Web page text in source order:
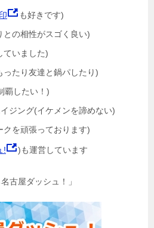
も好きです)
との相性がスゴく良い)
ていました)
たり友達と鍋パしたり)
覇したい！)
ジング(イケメンを諦めない)
を頑張っております)
! )も運営しています
古屋ダッシュ！」